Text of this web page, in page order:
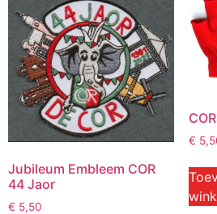
Jubileum Embleem COR
44 Jaor
€ 5,50
€